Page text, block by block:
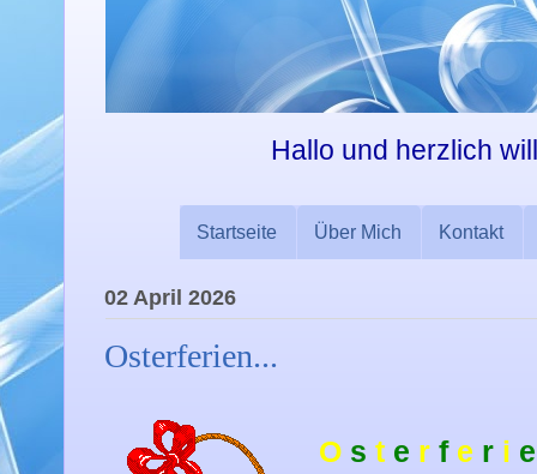
Hallo und herzlich
Startseite Über Mich Kontakt
02 April 2026
Osterferien...
O s t e r f e r i e